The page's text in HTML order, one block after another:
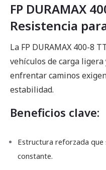
FP DURAMAX
Resistencia
La FP DURAMAX 400-8
vehículos de carga
enfrentar caminos
estabilidad.
Beneficios clave:
Estructura reforzada
constante.